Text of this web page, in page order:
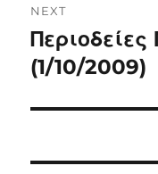
NEXT
Next
post:
(1/10/2009)